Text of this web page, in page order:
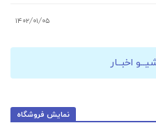
۱۴۰۲/۰۱/۰۵
اخبــار
نمایش فروشگاه